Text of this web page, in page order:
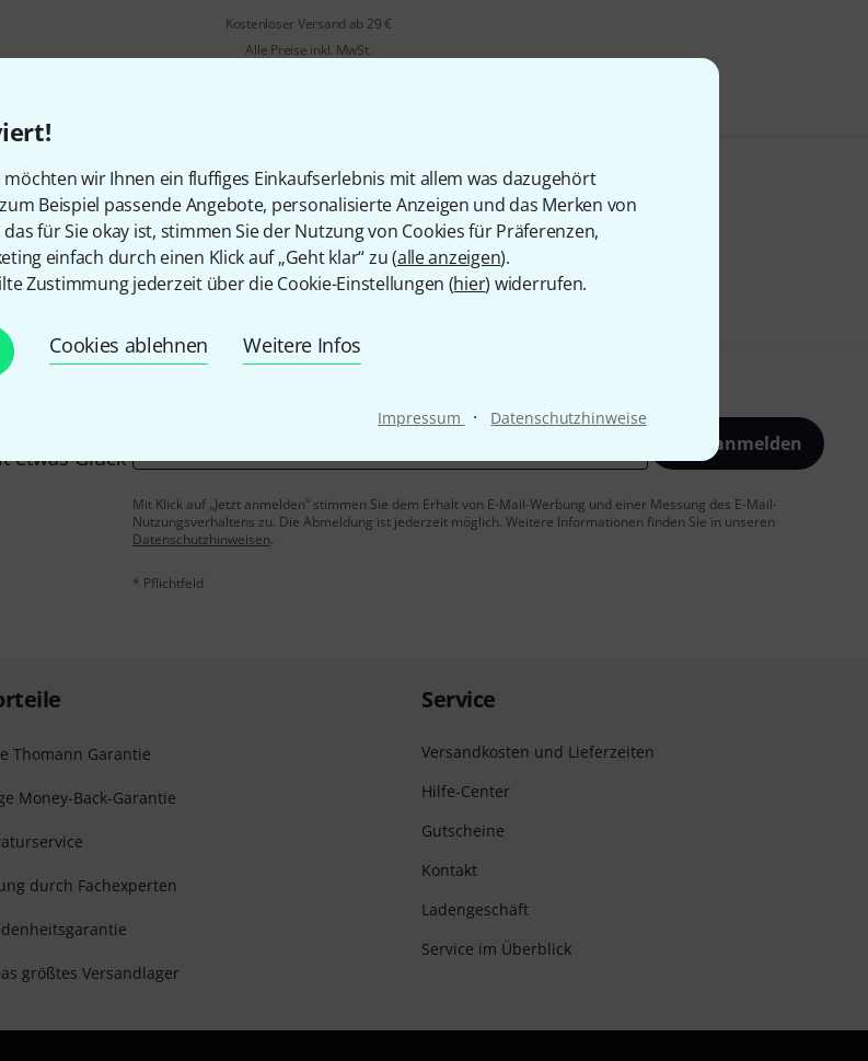
wir Ihnen ein fluffiges Einkaufserlebnis mit allem was dazugehört
Beispiel passende Angebote, personalisierte Anzeigen und das Merken von
für Sie okay ist, stimmen Sie der Nutzung von Cookies für Präferenzen,
einfach durch einen Klick auf „Geht klar“ zu (alle anzeigen).
Zustimmung jederzeit über die Cookie-Einstellungen (hier) widerrufen.
Cookies ablehnen Weitere Infos
Impressum · Datenschutzhinweise
Kostenloser Versand ab 29 €
Alle Preise inkl. MwSt.
Ihnen, was Sie sehen?
Teilen Hilfe & Feedback
etwas Glück
Jetzt anmelden
Mit Klick auf „Jetzt anmelden“ stimmen Sie dem Erhalt von E-Mail-Werbung und einer Messung des E-Mail-
Nutzungsverhaltens zu. Die Abmeldung ist jederzeit möglich. Weitere Informationen finden Sie in unseren
Datenschutzhinweisen.
* Pflichtfeld
Thomann Garantie
Money-Back-Garantie
durch Fachexperten
größtes Versandlager
Service
Versandkosten und Lieferzeiten
Hilfe-Center
Gutscheine
Kontakt
Ladengeschäft
Service im Überblick